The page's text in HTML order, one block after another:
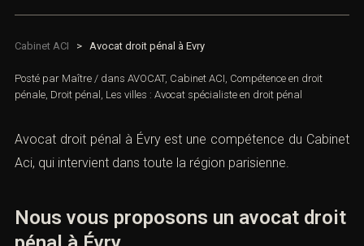
Cabinet ACI > Avocat droit pénal à Evry
Posté par Maître / dans AVOCAT, Cabinet ACI, Compétence en droit
pénale, Droit pénal , Les villes : Avocat spécialiste en droit pénal
Avocat droit pénal à Évry est une compétence du Cabinet
Aci, qui intervient dans toute la région parisienne.
Nous vous proposons un avocat droit